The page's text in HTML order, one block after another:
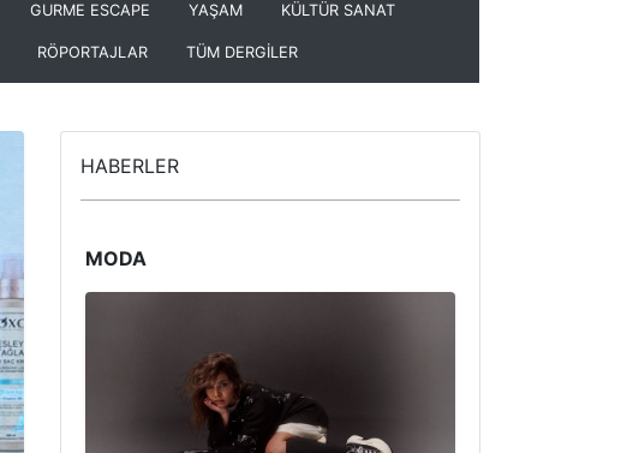
GURME ESCAPE YAŞAM KÜLTÜR SANAT
RÖPORTAJLAR TÜM DERGİLER
HABERLER
MODA